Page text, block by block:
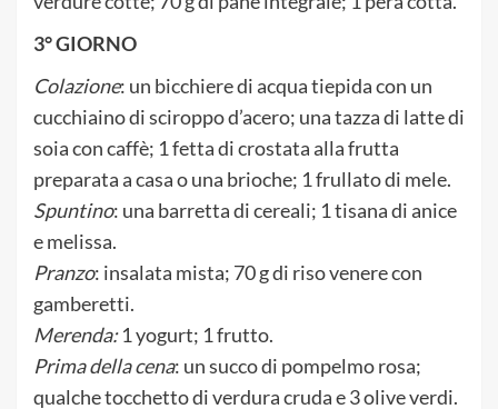
3° GIORNO
Colazione: un bicchiere di acqua tiepida con un
cucchiaino di sciroppo d’acero; una tazza di latte di
soia con caffè; 1 fetta di crostata alla frutta
preparata a casa o una brioche; 1 frullato di mele.
Spuntino: una barretta di cereali; 1 tisana di anice
e melissa.
Pranzo: insalata mista; 70 g di riso venere con
gamberetti.
Merenda:1 yogurt; 1 frutto.
Prima della cena: un succo di pompelmo rosa;
qualche tocchetto di verdura cruda e 3 olive verdi.